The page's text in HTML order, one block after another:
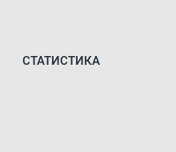
СТАТИСТИКА